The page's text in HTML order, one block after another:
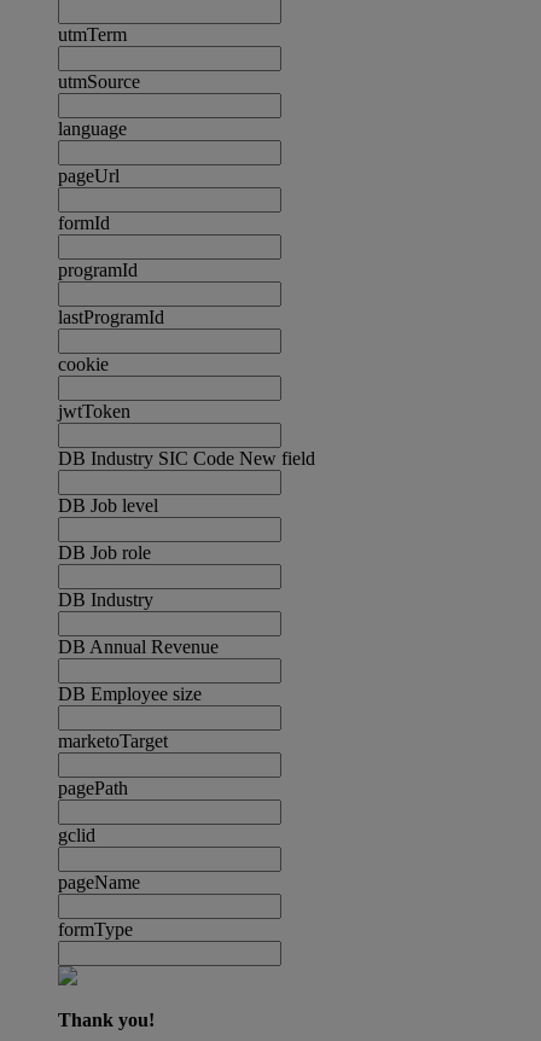
utmTerm
utmSource
language
pageUrl
formId
programId
lastProgramId
cookie
jwtToken
DB Industry SIC Code New field
DB Job level
DB Job role
DB Industry
DB Annual Revenue
DB Employee size
marketoTarget
pagePath
gclid
pageName
formType
Thank you!